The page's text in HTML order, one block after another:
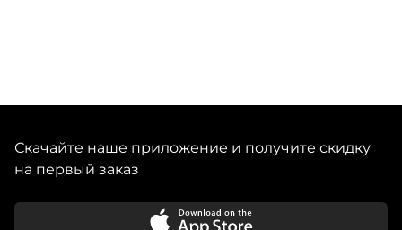
Скачайте наше приложение и получите скидку
на первый заказ